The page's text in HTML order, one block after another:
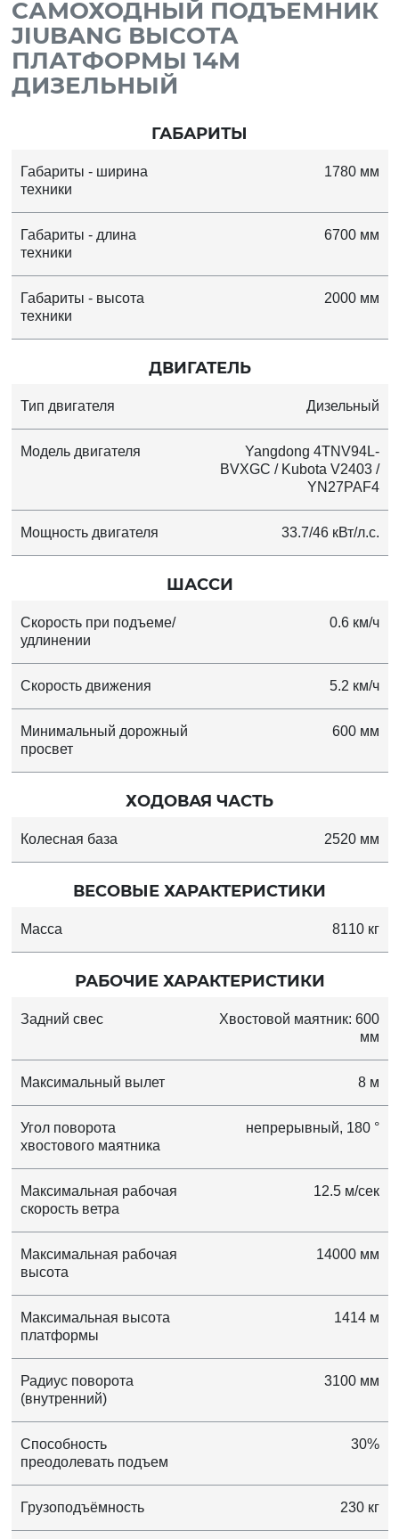
САМОХОДНЫЙ ПОДЪЕМНИК
JIUBANG ВЫСОТА
ПЛАТФОРМЫ 14М
ДИЗЕЛЬНЫЙ
ГАБАРИТЫ
Габариты - ширина
техники
1780 мм
Габариты - длина
техники
6700 мм
Габариты - высота
техники
2000 мм
ДВИГАТЕЛЬ
Тип двигателя Дизельный
Модель двигателя
Yangdong 4TNV94L-
BVXGC / Kubota V2403 /
YN27PAF4
Мощность двигателя 33.7/46 кВт/л.с.
ШАССИ
Скорость при подъеме/
удлинении
0.6 км/ч
Скорость движения 5.2 км/ч
Минимальный дорожный
просвет
600 мм
ХОДОВАЯ ЧАСТЬ
Колесная база 2520 мм
ВЕСОВЫЕ ХАРАКТЕРИСТИКИ
Масса 8110 кг
РАБОЧИЕ ХАРАКТЕРИСТИКИ
Задний свес
Хвостовой маятник: 600
мм
Максимальный вылет 8 м
Угол поворота
хвостового маятника
непрерывный, 180 °
Максимальная рабочая
скорость ветра
12.5 м/сек
Максимальная рабочая
высота
14000 мм
Максимальная высота
платформы
1414 м
Радиус поворота
(внутренний)
3100 мм
Способность
преодолевать подъем
30%
Грузоподъёмность 230 кг